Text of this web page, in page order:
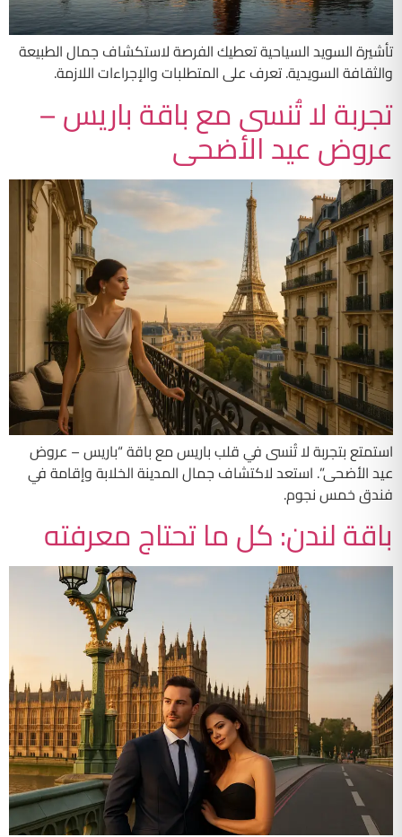
تأشيرة السويد السياحية تعطيك الفرصة لاستكشاف جمال الطبيعة
والثقافة السويدية. تعرف على المتطلبات والإجراءات اللازمة.
تجربة لا تُنسى مع باقة باريس –
عروض عيد الأضحى
استمتع بتجربة لا تُنسى في قلب باريس مع باقة “باريس – عروض
عيد الأضحى”. استعد لاكتشاف جمال المدينة الخلابة وإقامة في
فندق خمس نجوم.
باقة لندن: كل ما تحتاج معرفته